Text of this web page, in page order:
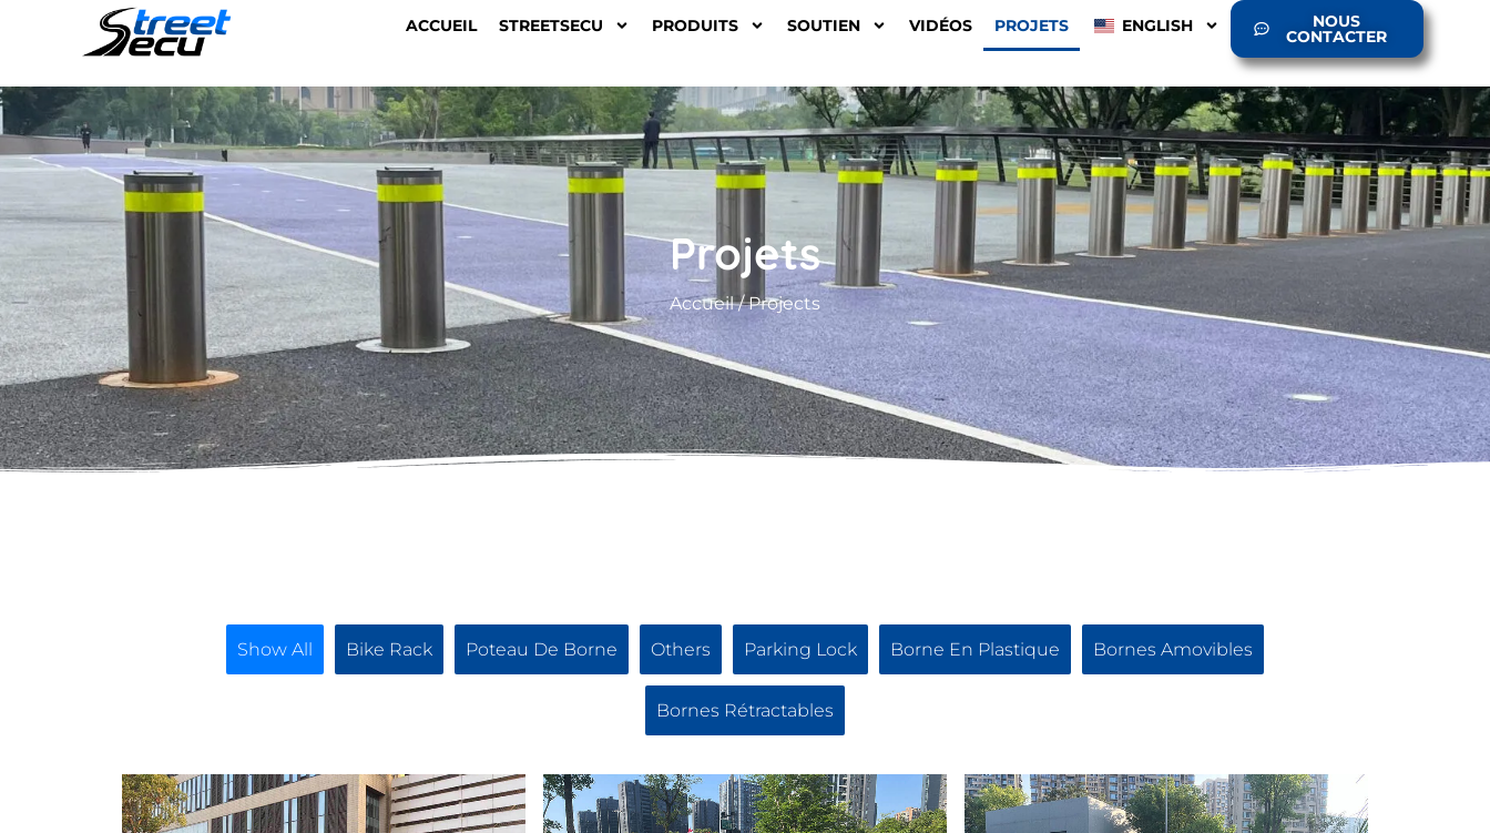
ACCUEIL STREETSECU PRODUITS SOUTIEN VIDÉOS PROJETS ENGLISH NOUS
CONTACTER
Projets
Accueil/ Projects
Show All Bike Rack Poteau De Borne Others Parking Lock Borne En Plastique Bornes Amovibles
Bornes Rétractables